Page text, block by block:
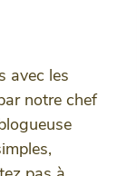
avec les
notre chef